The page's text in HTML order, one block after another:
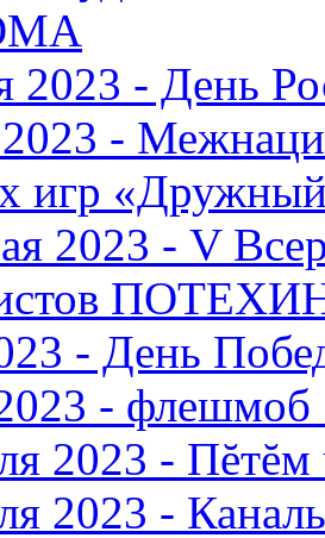
2023 - День
-
игр
2023 - V
- День
- флешмоб
2023 -
2023 -